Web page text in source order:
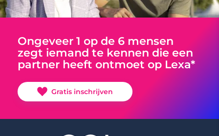
Ongeveer 1 op de 6 mensen
zegt iemand te kennen die een
partner heeft ontmoet op Lexa*
Gratis inschrijven